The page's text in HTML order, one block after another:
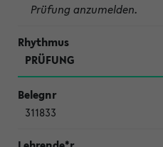
Prüfung anzumelden.
PRÜFUNG
311833